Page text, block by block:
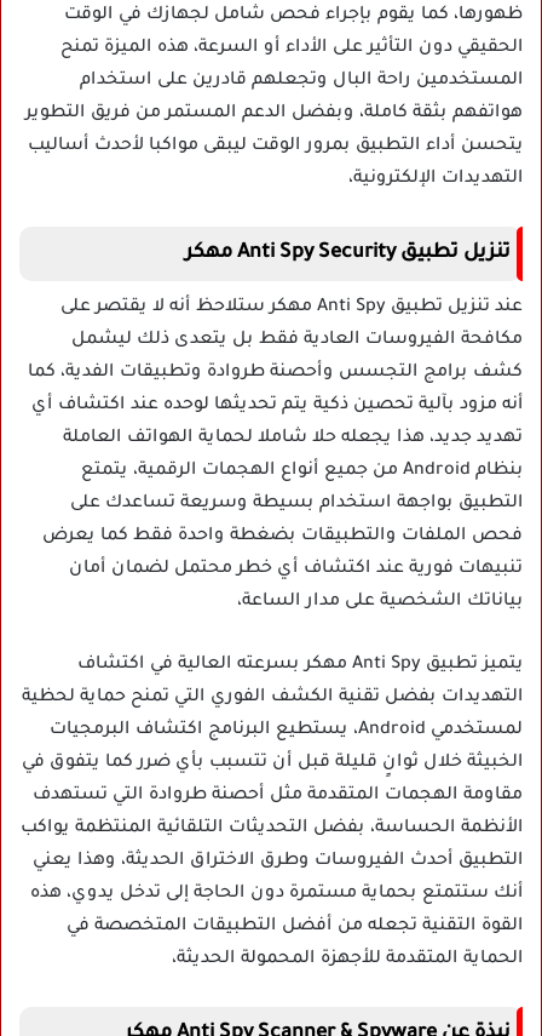
ظهورها، كما يقوم بإجراء فحص شامل لجهازك في الوقت
الحقيقي دون التأثير على الأداء أو السرعة، هذه الميزة تمنح
المستخدمين راحة البال وتجعلهم قادرين على استخدام
هواتفهم بثقة كاملة، وبفضل الدعم المستمر من فريق التطوير
يتحسن أداء التطبيق بمرور الوقت ليبقى مواكبا لأحدث أساليب
التهديدات الإلكترونية،
تنزيل تطبيق Anti Spy Security مهكر
عند تنزيل تطبيق Anti Spy مهكر ستلاحظ أنه لا يقتصر على
مكافحة الفيروسات العادية فقط بل يتعدى ذلك ليشمل
كشف برامج التجسس وأحصنة طروادة وتطبيقات الفدية، كما
أنه مزود بآلية تحصين ذكية يتم تحديثها لوحده عند اكتشاف أي
تهديد جديد، هذا يجعله حلا شاملا لحماية الهواتف العاملة
بنظام Android من جميع أنواع الهجمات الرقمية، يتمتع
التطبيق بواجهة استخدام بسيطة وسريعة تساعدك على
فحص الملفات والتطبيقات بضغطة واحدة فقط كما يعرض
تنبيهات فورية عند اكتشاف أي خطر محتمل لضمان أمان
بياناتك الشخصية على مدار الساعة،
يتميز تطبيق Anti Spy مهكر بسرعته العالية في اكتشاف
التهديدات بفضل تقنية الكشف الفوري التي تمنح حماية لحظية
لمستخدمي Android، يستطيع البرنامج اكتشاف البرمجيات
الخبيثة خلال ثوانٍ قليلة قبل أن تتسبب بأي ضرر كما يتفوق في
مقاومة الهجمات المتقدمة مثل أحصنة طروادة التي تستهدف
الأنظمة الحساسة، بفضل التحديثات التلقائية المنتظمة يواكب
التطبيق أحدث الفيروسات وطرق الاختراق الحديثة، وهذا يعني
أنك ستتمتع بحماية مستمرة دون الحاجة إلى تدخل يدوي، هذه
القوة التقنية تجعله من أفضل التطبيقات المتخصصة في
الحماية المتقدمة للأجهزة المحمولة الحديثة،